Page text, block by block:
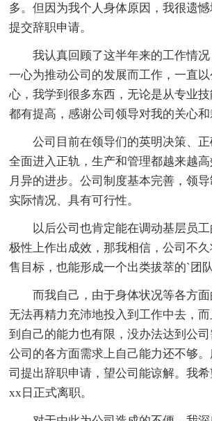
多。但因为我个人身体原因，我很遗
提交辞职申请。
我认真回顾了这半年来的工作情况
一心为推动公司的发展而工作，一直
心，我学到很多东西，无论是从专业
都有提高，感谢公司领导对我的关心和
公司目前在领导们的英明决策、正
全面进入正轨，生产和管理都越来越
月异的进步。公司制度基本完善，领
实际情况、具有可行性。
以后公司也肯定能在调动基层员工
极性上作出成效，那我相信，公司不
售目标，也能形成一个出类拔萃的`团队
而我自己，由于身体状况等各方面
无法再精力充沛地投入到工作中去，
到自己的能力也有限，没办法达到公
公司的各方面需求上自己能力还不够
司提出辞职申请，望公司能谅解。我
xx日正式离职。